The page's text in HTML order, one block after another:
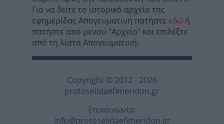
Για να δείτε το ιστορικό αρχείο της
εφημερίδας Απογευματινή πατήστε εδώ ή
πατήστε από μενού "Αρχείο" και επιλέξτε
από τη λίστα Απογευματινή.
Copyright © 2012 - 2026
protoselidaefimeridon.gr
Επικοινωνία:
info@protoselidaefimeridon.gr